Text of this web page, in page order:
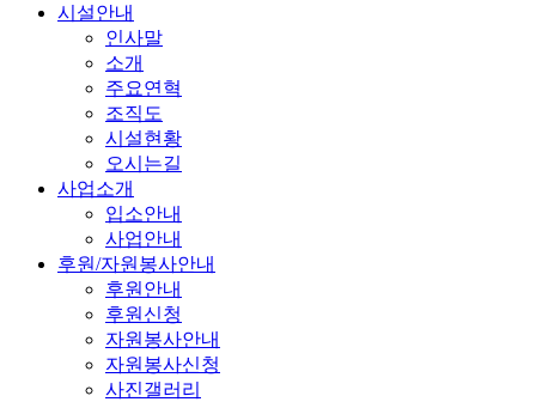
시설안내
인사말
소개
주요연혁
조직도
시설현황
오시는길
사업소개
입소안내
사업안내
후원/자원봉사안내
후원안내
후원신청
자원봉사안내
자원봉사신청
사진갤러리